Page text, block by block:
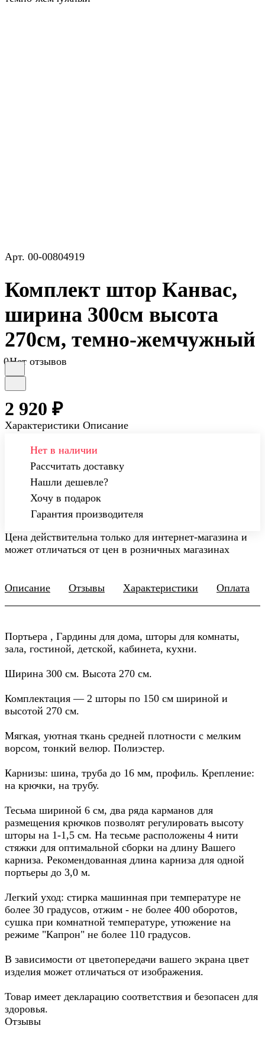
Арт. 00-00804919
Комплект штор Канвас,
ширина 300см высота
270см, темно-жемчужный
0Нет отзывов
2 920 ₽
Характеристики Описание
Нет в наличии
Рассчитать доставку
Нашли дешевле?
Хочу в подарок
Гарантия производителя
Цена действительна только для интернет-магазина и
может отличаться от цен в розничных магазинах
Описание Отзывы Характеристики Оплата
Портьера , Гардины для дома, шторы для комнаты,
зала, гостиной, детской, кабинета, кухни.
Ширина 300 см. Высота 270 см.
Комплектация — 2 шторы по 150 см шириной и
высотой 270 см.
Мягкая, уютная ткань средней плотности с мелким
ворсом, тонкий велюр. Полиэстер.
Карнизы: шина, труба до 16 мм, профиль. Крепление:
на крючки, на трубу.
Тесьма шириной 6 см, два ряда карманов для
размещения крючков позволят регулировать высоту
шторы на 1-1,5 см. На тесьме расположены 4 нити
стяжки для оптимальной сборки на длину Вашего
карниза. Рекомендованная длина карниза для одной
портьеры до 3,0 м.
Легкий уход: стирка машинная при температуре не
более 30 градусов, отжим - не более 400 оборотов,
сушка при комнатной температуре, утюжение на
режиме "Капрон" не более 110 градусов.
В зависимости от цветопередачи вашего экрана цвет
изделия может отличаться от изображения.
Товар имеет декларацию соответствия и безопасен для
здоровья.
Отзывы